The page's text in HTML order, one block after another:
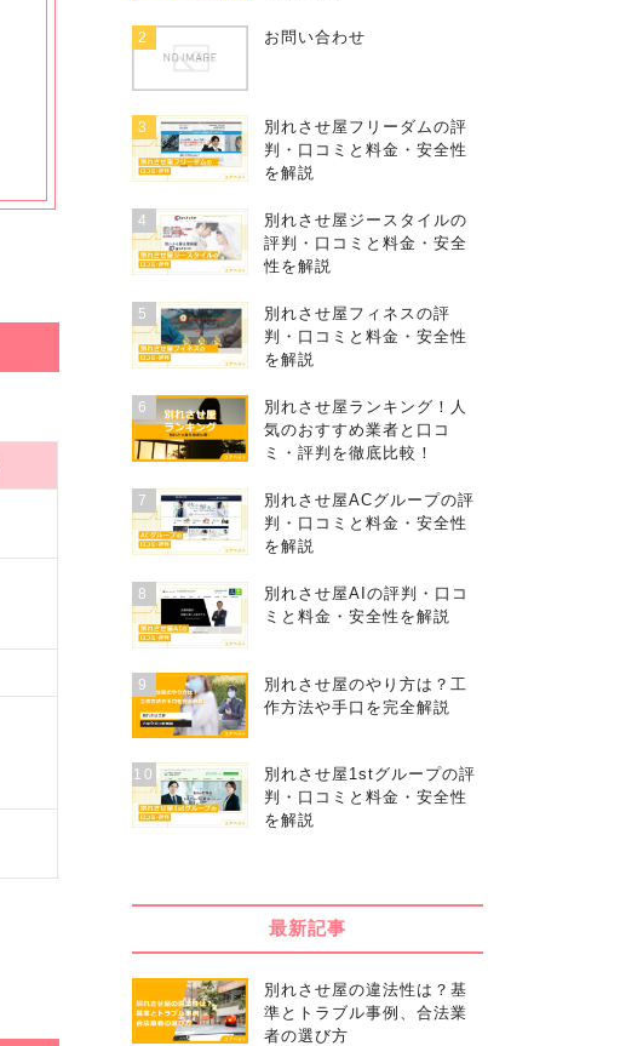
2 お問い合わせ
3
別れさせ屋フリーダムの評
判・口コミと料金・安全性
を解説
4
別れさせ屋ジースタイルの
評判・口コミと料金・安全
性を解説
5
別れさせ屋フィネスの評
判・口コミと料金・安全性
を解説
6
別れさせ屋ランキング！人
気のおすすめ業者と口コ
ミ・評判を徹底比較！
7
別れさせ屋ACグループの評
判・口コミと料金・安全性
を解説
8
別れさせ屋AIの評判・口コ
ミと料金・安全性を解説
9
別れさせ屋のやり方は？工
作方法や手口を完全解説
10
別れさせ屋1stグループの評
判・口コミと料金・安全性
を解説
最新記事
別れさせ屋の違法性は？基
準とトラブル事例、合法業
者の選び方